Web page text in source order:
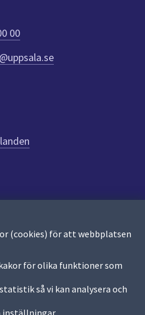
(cookies) för att webbplatsen
för olika funktioner som
så vi kan analysera och
inställningar.
00